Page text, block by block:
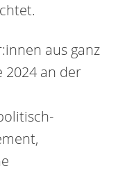
aus ganz
2024 an der